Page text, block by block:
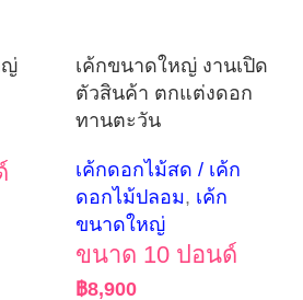
ญ่
เค้กขนาดใหญ่ งานเปิด
ตัวสินค้า ตกแต่งดอก
ทานตะวัน
เค้กดอกไม้สด / เค้ก
ดอกไม้ปลอม, เค้ก
ขนาดใหญ่
ขนาด 10 ปอนด์
฿8,900